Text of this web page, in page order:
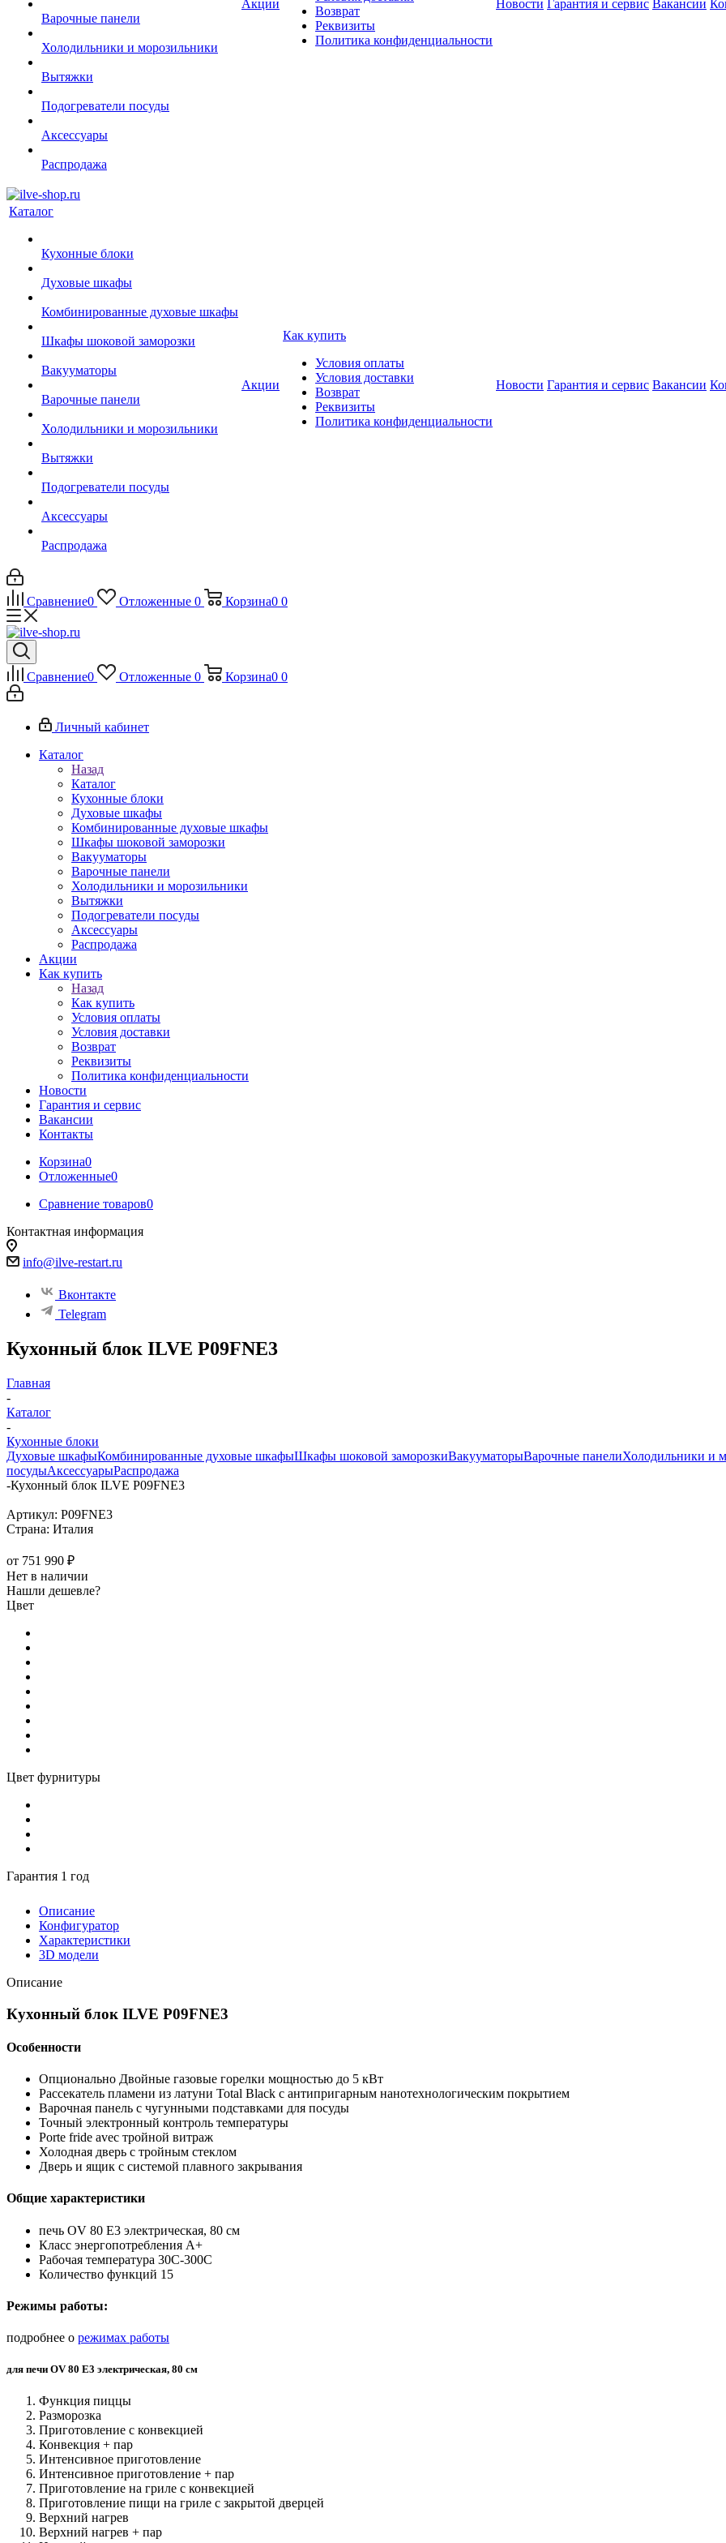
Варочные панели
Холодильники и морозильники
Вытяжки
Подогреватели посуды
Аксессуары
Распродажа
Акции
Возврат
Реквизиты
Политика конфиденциальности
Новости Гарантия и сервис Вакансии
Каталог
Кухонные блоки
Духовые шкафы
Комбинированные духовые шкафы
Шкафы шоковой заморозки
Вакууматоры
Варочные панели
Холодильники и морозильники
Вытяжки
Подогреватели посуды
Аксессуары
Распродажа
Акции
Как купить
Условия оплаты
Условия доставки
Возврат
Реквизиты
Политика конфиденциальности
Новости Гарантия и сервис Вакансии
Сравнение0 Отложенные 0 Корзина0 0
Сравнение0 Отложенные 0 Корзина0 0
Личный кабинет
Каталог
Назад
Каталог
Кухонные блоки
Духовые шкафы
Комбинированные духовые шкафы
Шкафы шоковой заморозки
Вакууматоры
Варочные панели
Холодильники и морозильники
Вытяжки
Подогреватели посуды
Аксессуары
Распродажа
Акции
Как купить
Назад
Как купить
Условия оплаты
Условия доставки
Возврат
Реквизиты
Политика конфиденциальности
Новости
Гарантия и сервис
Вакансии
Контакты
Корзина0
Отложенные0
Сравнение товаров0
Контактная информация
info@ilve-restart.ru
Вконтакте
Telegram
Кухонный блок ILVE P09FNE3
Главная
-
Каталог
-
Кухонные блоки
Духовые шкафыКомбинированные духовые шкафыШкафы шоковой заморозкиВакууматорыВарочные панелиХолодильники и
посудыАксессуарыРаспродажа
-Кухонный блок ILVE P09FNE3
Артикул: P09FNE3
Страна: Италия
от 751 990 ₽
Нет в наличии
Нашли дешевле?
Цвет
Цвет фурнитуры
Гарантия 1 год
Описание
Конфигуратор
Характеристики
3D модели
Описание
Кухонный блок ILVE P09FNE3
Особенности
Опционально Двойные газовые горелки мощностью до 5 кВт
Рассекатель пламени из латуни Total Black с антипригарным нанотехнологическим покрытием
Варочная панель с чугунными подставками для посуды
Точный электронный контроль температуры
Porte fride avec тройной витраж
Холодная дверь с тройным стеклом
Дверь и ящик с системой плавного закрывания
Общие характеристики
печь OV 80 E3 электрическая, 80 см
Класс энергопотребления А+
Рабочая температура 30C-300C
Количество функций 15
Режимы работы:
подробнее о режимах работы
для печи OV 80 E3 электрическая, 80 см
Функция пиццы
Разморозка
Приготовление с конвекцией
Конвекция + пар
Интенсивное приготовление
Интенсивное приготовление + пар
Приготовление на гриле с конвекцией
Приготовление пищи на гриле с закрытой дверцей
Верхний нагрев
Верхний нагрев + пар